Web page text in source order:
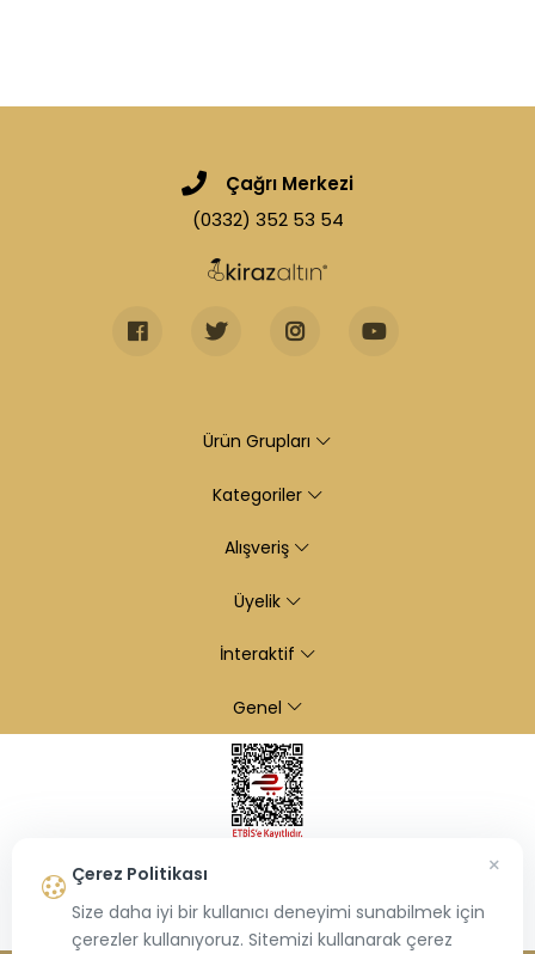
Çağrı Merkezi
(0332) 352 53 54
Ürün Grupları
Kategoriler
Alışveriş
Üyelik
İnteraktif
Genel
Çerez Politikası
Size daha iyi bir kullanıcı deneyimi sunabilmek için
çerezler kullanıyoruz. Sitemizi kullanarak çerez
×